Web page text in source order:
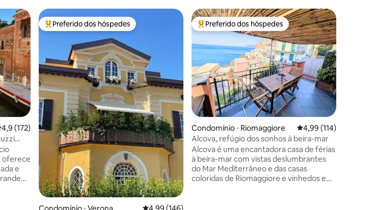
de uma avaliação média de 5, 172 avaliações
4,9 (172)
oferece
e
Entre os melhores preferidos dos hóspedes
Preferido dos hóspedes Entre os melhores preferidos dos hóspedes
Preferido dos hóspedes
Condomínio ⋅ Riomaggiore 4,99 de uma avaliação
4,99 (114)
Alcova, refúgio dos sonhos à beira-mar
Alcova é uma encantadora casa de férias
à beira-mar com vistas deslumbrantes
do Mar Mediterrâneo e das casas
coloridas de Riomaggiore e vinhedos em